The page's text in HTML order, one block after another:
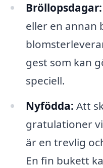
Bröllopsdagar:
eller en annan
gest som kan
speciell.
Nyfödda: Att
gratulationer
är en trevlig
En fin bukett